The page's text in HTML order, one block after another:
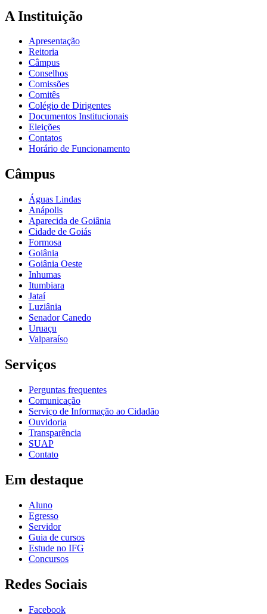
A Instituição
Apresentação
Reitoria
Câmpus
Conselhos
Comissões
Comitês
Colégio de Dirigentes
Documentos Institucionais
Eleições
Contatos
Horário de Funcionamento
Câmpus
Águas Lindas
Anápolis
Aparecida de Goiânia
Cidade de Goiás
Formosa
Goiânia
Goiânia Oeste
Inhumas
Itumbiara
Jataí
Luziânia
Senador Canedo
Uruaçu
Valparaíso
Serviços
Perguntas frequentes
Comunicação
Serviço de Informação ao Cidadão
Ouvidoria
Transparência
SUAP
Contato
Em destaque
Aluno
Egresso
Servidor
Guia de cursos
Estude no IFG
Concursos
Redes Sociais
Facebook